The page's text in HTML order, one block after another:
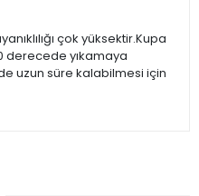
çok yüksektir.Kupa
derecede yıkamaya
uzun süre kalabilmesi için